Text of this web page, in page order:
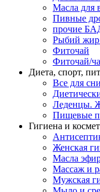
Масла для
Пивные
прочие
Рыбий жир
Фиточай
Фиточай/
Диета, спорт,
Все для
Леденцы.
Пищевые
Гигиена и
Женская
Масла
Массаж и
Мужская